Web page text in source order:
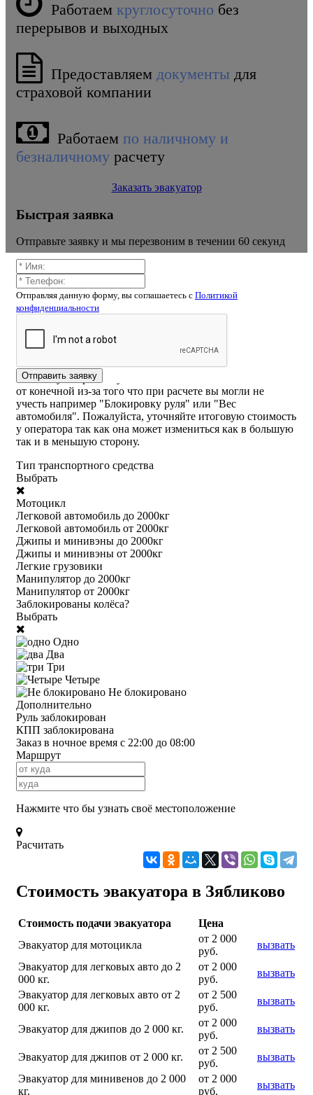
Работаем круглосуточно без
перерывов и выходных
Предоставляем документы для
страховой компании
Работаем по наличному и
безналичному расчету
Заказать эвакуатор
Быстрая заявка
Отправьте заявку и мы перезвоним в течении 60 секунд
Отправляя данную форму, вы соглашаетесь c Политикой
конфиденциальности
Отправить заявку
Калькулятор расчёта стоимости
эвакуатора Зябликово
ВНИМАНИЕ! Стоимость рассчитанная самостоятельно
на калькуляторе или указанная на сайте может отличаться
от конечной из-за того что при расчете вы могли не
учесть например "Блокировку руля" или "Вес
автомобиля". Пожалуйста, уточняйте итоговую стоимость
у оператора так как она может измениться как в большую
так и в меньшую сторону.
Тип транспортного средства
Выбрать
Мотоцикл
Легковой автомобиль до 2000кг
Легковой автомобиль от 2000кг
Джипы и минивэны до 2000кг
Джипы и минивэны от 2000кг
Легкие грузовики
Манипулятор до 2000кг
Манипулятор от 2000кг
Заблокированы колёса?
Выбрать
Одно
Два
Три
Четыре
Не блокировано
Дополнительно
Руль заблокирован
КПП заблокирована
Заказ в ночное время с 22:00 до 08:00
Маршрут
Нажмите что бы узнать своё местоположение
Расчитать
Стоимость эвакуатора в Зябликово
Стоимость подачи эвакуатора
Цена
Эвакуатор для мотоцикла
от 2 000
руб.
вызвать
Эвакуатор для легковых авто до 2
000 кг.
от 2 000
руб.
вызвать
Эвакуатор для легковых авто от 2
000 кг.
от 2 500
руб.
вызвать
Эвакуатор для джипов до 2 000 кг.
от 2 000
руб.
вызвать
Эвакуатор для джипов от 2 000 кг.
от 2 500
руб.
вызвать
Эвакуатор для минивенов до 2 000
кг.
от 2 000
руб.
вызвать